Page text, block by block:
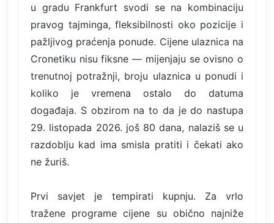
u gradu Frankfurt svodi se na kombinaciju
pravog tajminga, fleksibilnosti oko pozicije i
pažljivog praćenja ponude. Cijene ulaznica na
Cronetiku nisu fiksne — mijenjaju se ovisno o
trenutnoj potražnji, broju ulaznica u ponudi i
koliko je vremena ostalo do datuma
događaja. S obzirom na to da je do nastupa
29. listopada 2026. još 80 dana, nalaziš se u
razdoblju kad ima smisla pratiti i čekati ako
ne žuriš.
Prvi savjet je tempirati kupnju. Za vrlo
tražene programe cijene su obično najniže